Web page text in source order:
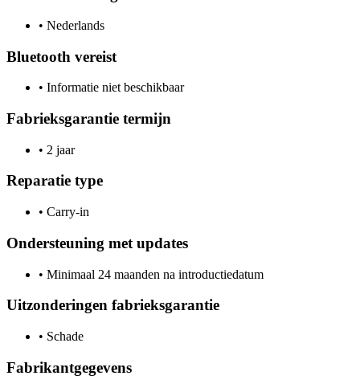
• Nederlands
Bluetooth vereist
• Informatie niet beschikbaar
Fabrieksgarantie termijn
• 2 jaar
Reparatie type
• Carry-in
Ondersteuning met updates
• Minimaal 24 maanden na introductiedatum
Uitzonderingen fabrieksgarantie
• Schade
Fabrikantgegevens